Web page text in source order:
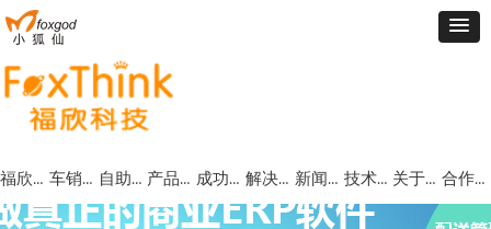
福欣首页 车销管理 自助批订货 产品中心 成功案例 解决方案 新闻动态 技术支持 关于福欣 合作代理